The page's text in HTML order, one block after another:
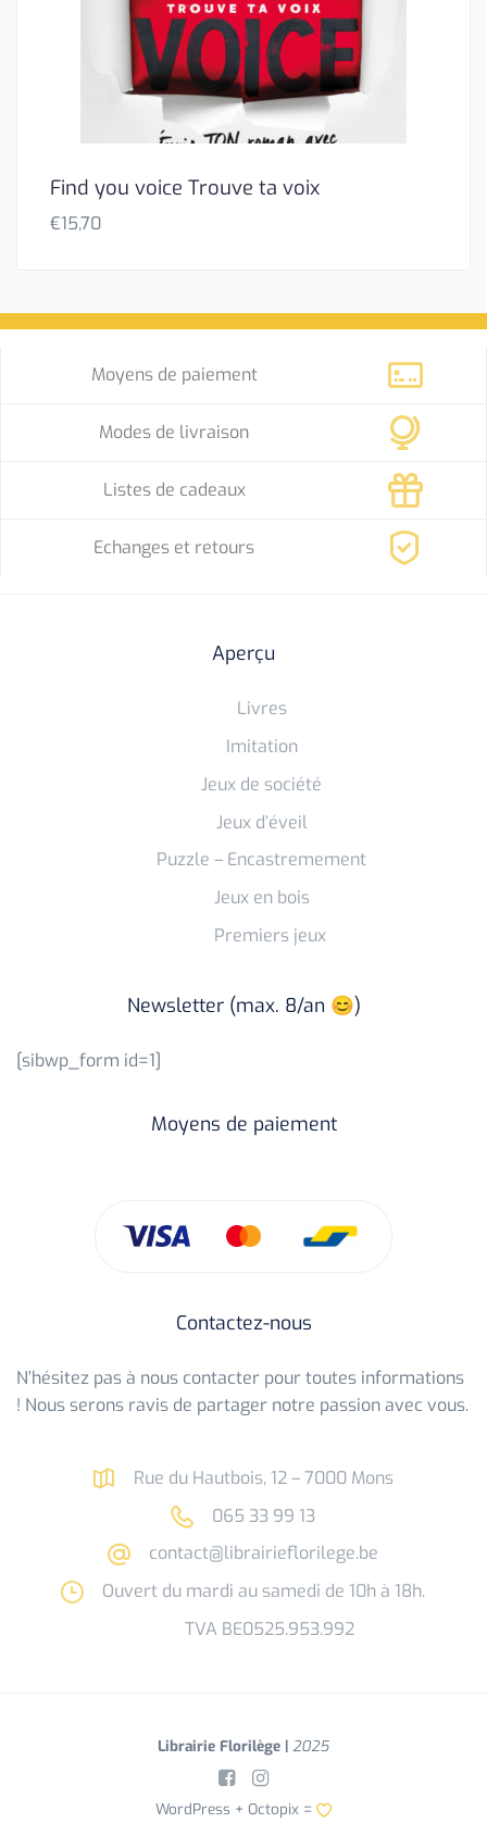
Find you voice Trouve ta voix
€15,70
Moyens de paiement
Modes de livraison
Listes de cadeaux
Echanges et retours
Aperçu
Livres
Imitation
Jeux de société
Jeux d’éveil
Puzzle – Encastremement
Jeux en bois
Premiers jeux
Newsletter (max. 8/an 😊)
[sibwp_form id=1]
Moyens de paiement
Contactez-nous
N’hésitez pas à nous contacter pour toutes informations
! Nous serons ravis de partager notre passion avec vous.
Rue du Hautbois, 12 – 7000 Mons
065 33 99 13
contact@librairieflorilege.be
Ouvert du mardi au samedi de 10h à 18h.
TVA BE0525.953.992
Librairie Florilège | 2025
WordPress + Octopix=